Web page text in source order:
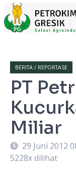
BERITA / REPORTASE
PT
Miliar
29 Juni 2012
5228x dilihat